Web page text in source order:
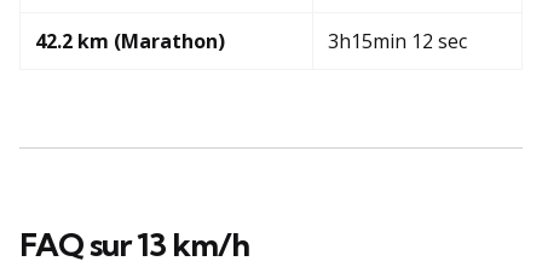
42.2 km (Marathon) 3h15min 12 sec
FAQ sur 13 km/h